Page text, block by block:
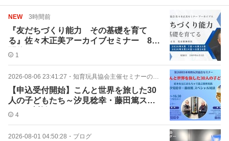
NEW 3時間前
『友だちづくり能力 その基礎を育て
る』佐々木正美アーカイブセミナー 8月
配信
1
2026-08-06 23:41:27 ・ 知育玩具協会主催セミナーのご案内
【申込受付開始】こんと世界を旅した30
人の子どもたち～汐見稔幸・藤田篤スペ
シャル対談～
4
2026-08-01 04:50:28 ・ ブログ